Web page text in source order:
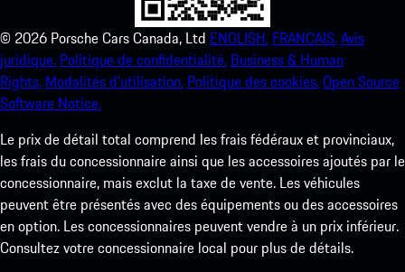
© 2026 Porsche Cars Canada, Ltd ENGLISH. FRANCAIS.Avis
juridique. Politique de confidentialité. Business & Human
Rights. Modalités d’utilisation. Politique des cookies.Open Source
Software Notice.
Le prix de détail total comprend les frais fédéraux et provinciaux,
les frais du concessionnaire ainsi que les accessoires ajoutés par le
concessionnaire, mais exclut la taxe de vente. Les véhicules
peuvent être présentés avec des équipements ou des accessoires
en option. Les concessionnaires peuvent vendre à un prix inférieur.
Consultez votre concessionnaire local pour plus de détails.